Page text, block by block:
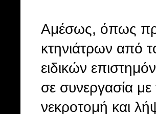
Αμέσως, όπως
κτηνιάτρων από
ειδικών
σε συνεργασία
νεκροτομή και